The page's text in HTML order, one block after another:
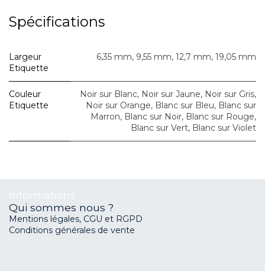
Spécifications
Largeur
Etiquette
6,35 mm, 9,55 mm, 12,7 mm, 19,05 mm
Couleur
Etiquette
Noir sur Blanc, Noir sur Jaune, Noir sur Gris,
Noir sur Orange, Blanc sur Bleu, Blanc sur
Marron, Blanc sur Noir, Blanc sur Rouge,
Blanc sur Vert, Blanc sur Violet
Qui sommes nous ?
Mentions légales, CGU et RGPD
Conditions générales de vente